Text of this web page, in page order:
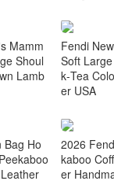
Baguett
2026
Bag
Kong